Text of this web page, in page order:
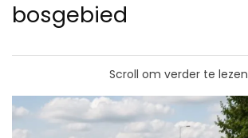
bosgebied
Scroll om verder te lezen